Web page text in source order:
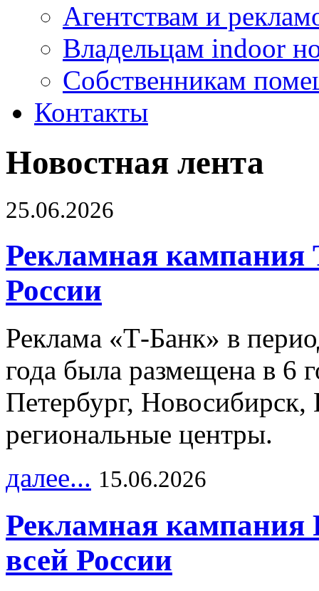
Агентствам и
Владельцам indoor
Собственникам
Контакты
Новостная лента
25.06.2026
Рекламная кампания
России
Реклама «Т-Банк» в
года была размещена в 6
Петербург,
региональные центры.
далее... 15.06.2026
Рекламная
всей России